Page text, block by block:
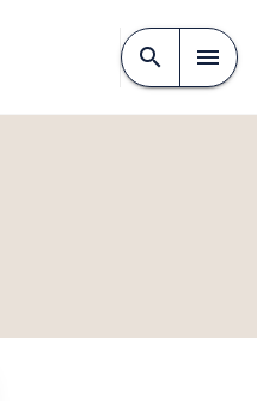
CONTENU
search menu